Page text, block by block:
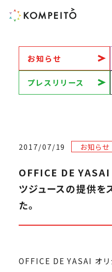
お知らせ
プレスリリース
2017/07/19 お知らせ
OFFICE DE YASAI
ツジュースの提供を
た。
OFFICE DE YASAI オ